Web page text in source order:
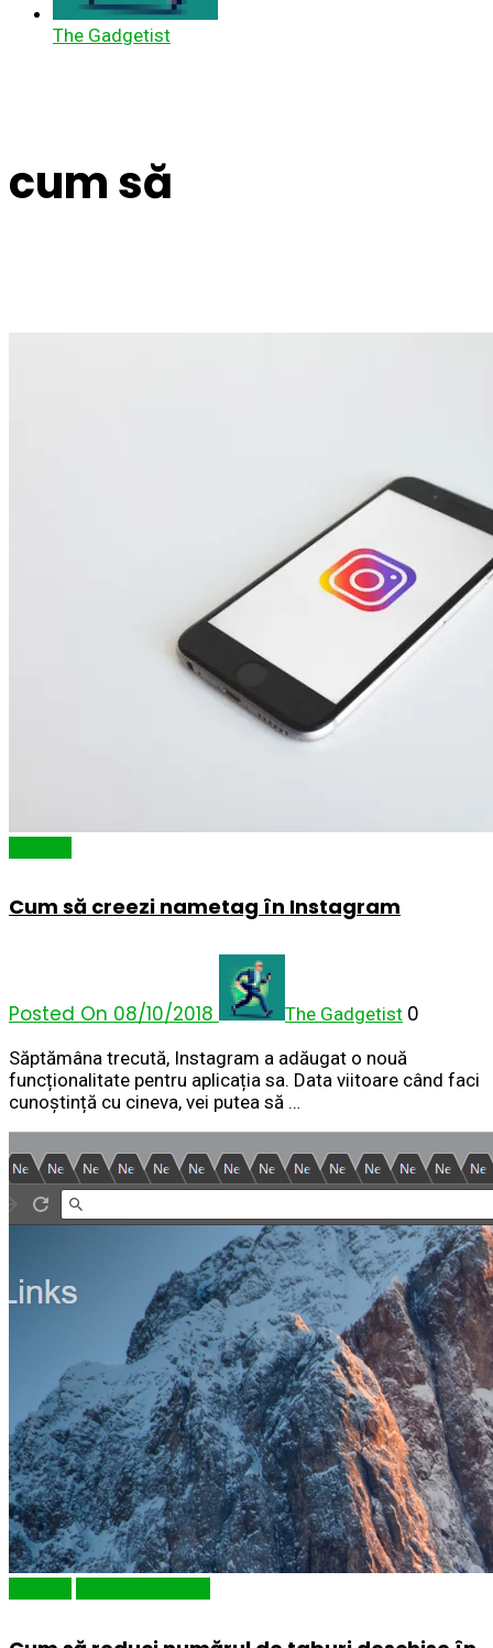
The Gadgetist
cum să
Cum să creezi nametag în Instagram
Posted On 08/10/2018 The Gadgetist 0
Săptămâna trecută, Instagram a adăugat o nouă
funcționalitate pentru aplicația sa. Data viitoare când faci
cunoștință cu cineva, vei putea să …